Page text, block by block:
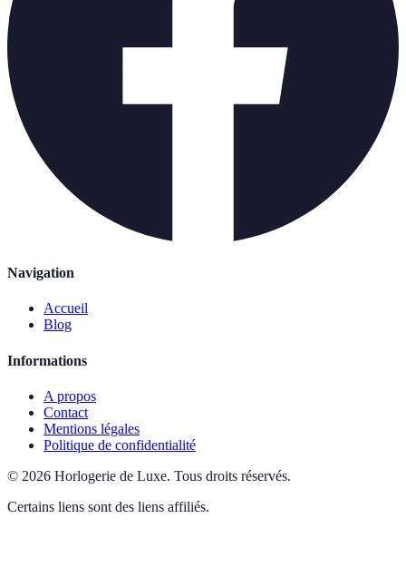
Navigation
Accueil
Blog
Informations
A propos
Contact
Mentions légales
Politique de confidentialité
© 2026 Horlogerie de Luxe. Tous droits réservés.
Certains liens sont des liens affiliés.